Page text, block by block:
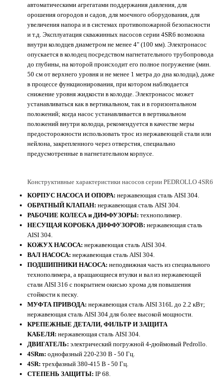
автоматическими агрегатами поддержания давления, для
орошения огородов и садов, для моечного оборудования, для
увеличения напора и в системах противопожарной безопасности
и т.д. Эксплуатация скважинных насосов серии 4SR6 возможна
внутри колодцев диаметром не менее 4" (100 мм). Электронасос
опускается в колодец посредством нагнетательного трубопровода
до глубины, на которой происходит его полное погружение (мин.
50 см от верхнего уровня и не менее 1 метра до дна колодца), даже
в процессе функционирования, при котором наблюдается
снижение уровня жидкости в колодце. Электронасос может
устанавливаться как в вертикальном, так и в горизонтальном
положений; когда насос устанавливается в вертикальном
положений внутри колодца, рекомендуется в качестве меры
предосторожности использовать трос из нержавеющей стали или
нейлона, закрепленного через отверстия, специально
предусмотренные в нагнетательном корпусе.
Конструктивные характеристики насосов серии PEDROLLO 4SR6
КОРПУС НАСОСА И ОПОРА: нержавеющая сталь AISI 304.
ОБРАТНЫЙ КЛАПАН: нержавеющая сталь AISI 304.
РАБОЧИЕ КОЛЕСА и ДИФФУЗОРЫ: технополимер.
НЕСУЩАЯ КОРОБКА ДИФФУЗОРОВ: нержавеющая сталь
AISI 304.
КОЖУХ НАСОСА: нержавеющая сталь AISI 304.
ВАЛ НАСОСА: нержавеющая сталь AISI 304.
ПОДШИПНИКИ НАСОСА: неподвижная часть из специального
технополимера, а вращающиеся втулки и вал из нержавеющей
стали AISI 316 с покрытием окисью хрома для повышения
стойкости к песку.
МУФТА ПРИВОДА: нержавеющая сталь AISI 316L до 2.2 кВт;
нержавеющая сталь AISI 304 для более высокой мощности.
КРЕПЕЖНЫЕ ДЕТАЛИ, ФИЛЬТР И ЗАЩИТА
КАБЕЛЯ: нержавеющая сталь AISI 304.
ДВИГАТЕЛЬ: электрический погружной 4-дюймовый Pedrollo.
4SRm: однофазный 220-230 В - 50 Гц.
4SR: трехфазный 380-415 В - 50 Гц.
СТЕПЕНЬ ЗАЩИТЫ: IP 68.